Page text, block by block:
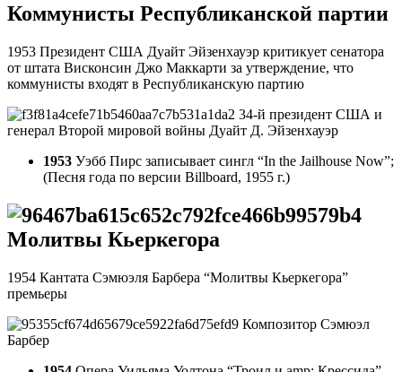
Коммунисты Республиканской партии
1953 Президент США Дуайт Эйзенхауэр критикует сенатора
от штата Висконсин Джо Маккарти за утверждение, что
коммунисты входят в Республиканскую партию
34-й президент США и
генерал Второй мировой войны Дуайт Д. Эйзенхауэр
1953 Уэбб Пирс записывает сингл “In the Jailhouse Now”;
(Песня года по версии Billboard, 1955 г.)
Молитвы Кьеркегора
1954 Кантата Сэмюэля Барбера “Молитвы Кьеркегора”
премьеры
Композитор Сэмюэл
Барбер